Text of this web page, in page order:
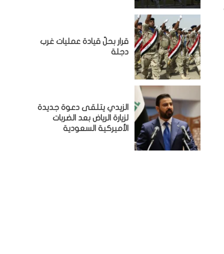
قرار بحلّ قيادة عمليات غرب
دجلة
الزيدي يتلقى دعوة جديدة
لزيارة الرياض بعد الضربات
الأميركية السعودية